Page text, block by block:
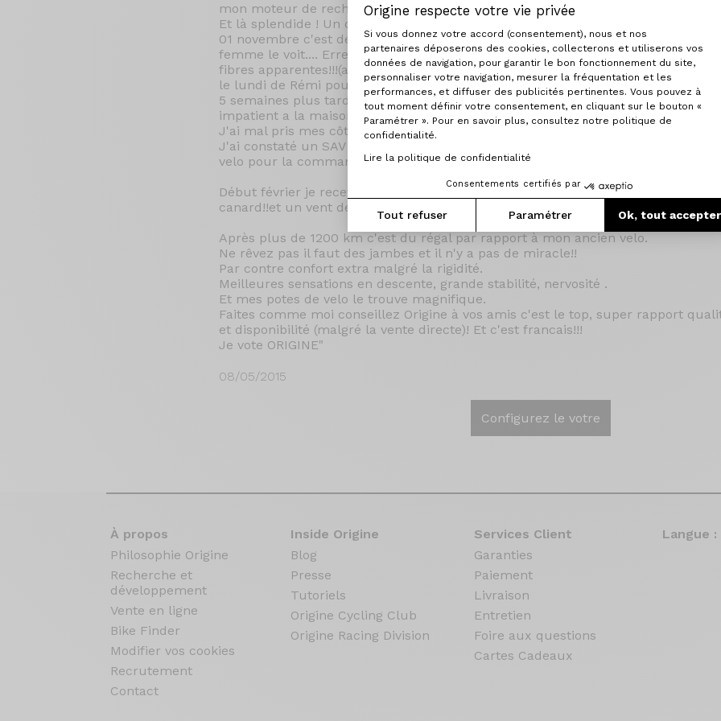
Origine respecte votre vie privée
Plateforme de Gestion du
Si vous donnez votre accord (consentement), nous et nos
partenaires déposerons des cookies, collecterons et utiliserons vos
données de navigation, pour garantir le bon fonctionnement du site,
personnaliser votre navigation, mesurer la fréquentation et les
performances, et diffuser des publicités pertinentes. Vous pouvez à
tout moment définir votre consentement, en cliquant sur le bouton «
Paramétrer ». Pour en savoir plus, consultez notre politique de
confidentialité.
Lire la politique de confidentialité
Consentements certifiés par
Tout refuser Paramétrer Ok, tout accepter
Axeptio consent
mon moteur de recherche "vélo de marque française"
Et là splendide ! Un configurateur top ! Un vélo à la carte.
01 novembre c'est décidé après moult modifications je prends discrètement
femme le voit.... Erreur fatale Je commande mon Axiome en ultegra DI 2 roue
fibres apparentes!!!(après conseil de Remi) Super service retour le dimanche
le lundi de Rémi pour les confirmations techniques et quelques précisions.
5 semaines plus tard Remi me donne RDV pour une remise en main propre. Le
impatient a la maison mais là malheur!!!
J'ai mal pris mes côtés et le cadre et un peu trop grand.
J'ai constaté un SAV au top avec Remi qui a assuré. Nous avons échangé et il
velo pour la commande d'un nouveau cadre et une nouvelle période d'attente!!!
Début février je recevais mon velo enfin aux bonnes dimension! J'essaie le jour
canard!!et un vent de maboule (-2 degrés et + 50km/ h de vent) Pas top
Après plus de 1200 km c'est du régal par rapport à mon ancien velo.
Ne rêvez pas il faut des jambes et il n'y a pas de miracle!!
Par contre confort extra malgré la rigidité.
Meilleures sensations en descente, grande stabilité, nervosité .
Et mes potes de velo le trouve magnifique.
Faites comme moi conseillez Origine à vos amis c'est le top, super rapport
et disponibilité (malgré la vente directe)! Et c'est francais!!!
Je vote ORIGINE"
08/05/2015
Configurez le votre
À propos
Philosophie Origine
Recherche et
développement
Vente en ligne
Bike Finder
Modifier vos cookies
Recrutement
Contact
Inside Origine
Blog
Presse
Tutoriels
Origine Cycling Club
Origine Racing Division
Services Client
Garanties
Paiement
Livraison
Entretien
Foire aux questions
Cartes Cadeaux
Langue :